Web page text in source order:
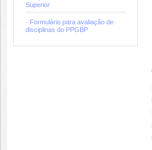
Superior
· Formulário para avaliação de
disciplinas do PPGBP